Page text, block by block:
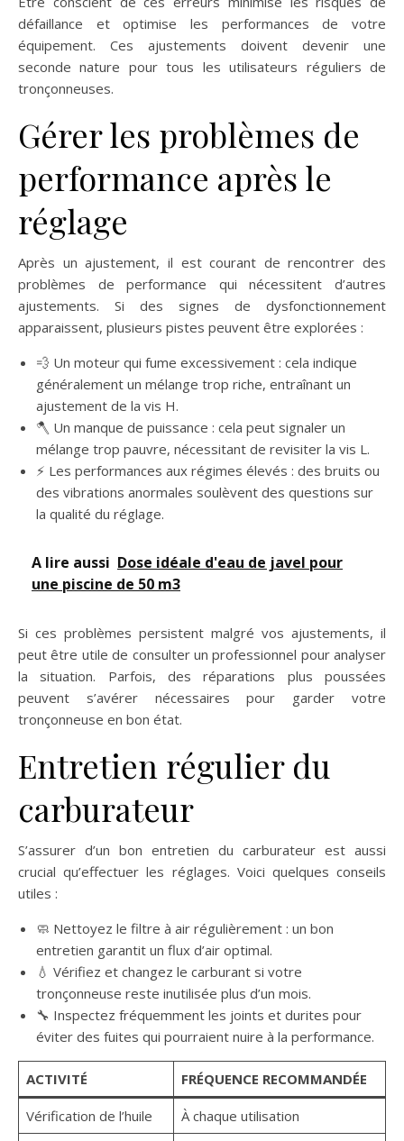
défaillance et optimise les performances de votre
équipement. Ces ajustements doivent devenir une
seconde nature pour tous les utilisateurs réguliers de
tronçonneuses.
Gérer les problèmes de
performance après le
réglage
Après un ajustement, il est courant de rencontrer des
problèmes de performance qui nécessitent d’autres
ajustements. Si des signes de dysfonctionnement
apparaissent, plusieurs pistes peuvent être explorées :
💨 Un moteur qui fume excessivement : cela indique
généralement un mélange trop riche, entraînant un
ajustement de la vis H.
🪓 Un manque de puissance : cela peut signaler un
mélange trop pauvre, nécessitant de revisiter la vis L.
⚡ Les performances aux régimes élevés : des bruits ou
des vibrations anormales soulèvent des questions sur
la qualité du réglage.
A lire aussi Dose idéale d'eau de javel pour
une piscine de 50 m3
Si ces problèmes persistent malgré vos ajustements, il
peut être utile de consulter un professionnel pour analyser
la situation. Parfois, des réparations plus poussées
peuvent s’avérer nécessaires pour garder votre
tronçonneuse en bon état.
Entretien régulier du
carburateur
S’assurer d’un bon entretien du carburateur est aussi
crucial qu’effectuer les réglages. Voici quelques conseils
utiles :
🧼 Nettoyez le filtre à air régulièrement : un bon
entretien garantit un flux d’air optimal.
💧 Vérifiez et changez le carburant si votre
tronçonneuse reste inutilisée plus d’un mois.
🔧 Inspectez fréquemment les joints et durites pour
éviter des fuites qui pourraient nuire à la performance.
ACTIVITÉ FRÉQUENCE RECOMMANDÉE
Vérification de l’huile
À chaque utilisation